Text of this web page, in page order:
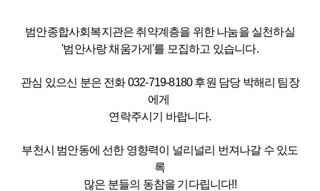
범안종합사회복지관은 취약계층을 위한 나눔을 실천하실
'범안사랑 채움가게'를 모집하고 있습니다.
관심 있으신 분은 전화 032-719-8180 후원 담당 박해리 팀장
에게
연락주시기 바랍니다.
부천시 범안동에 선한 영향력이 널리널리 번져나갈 수 있도
록
많은 분들의 동참을 기다립니다!!